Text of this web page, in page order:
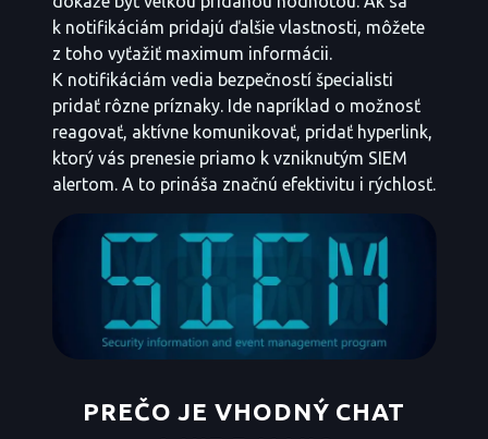
k notifikáciám pridajú ďalšie vlastnosti, môžete
z toho vyťažiť maximum informácii.
K notifikáciám vedia bezpečností špecialisti
pridať rôzne príznaky. Ide napríklad o možnosť
reagovať, aktívne komunikovať, pridať hyperlink,
ktorý vás prenesie priamo k vzniknutým SIEM
alertom. A to prináša značnú efektivitu i rýchlosť.
PREČO JE VHODNÝ CHAT